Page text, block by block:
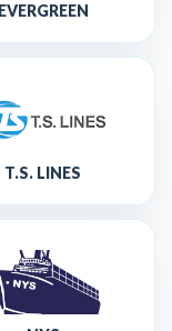
EVERGREEN
T.S. LINES